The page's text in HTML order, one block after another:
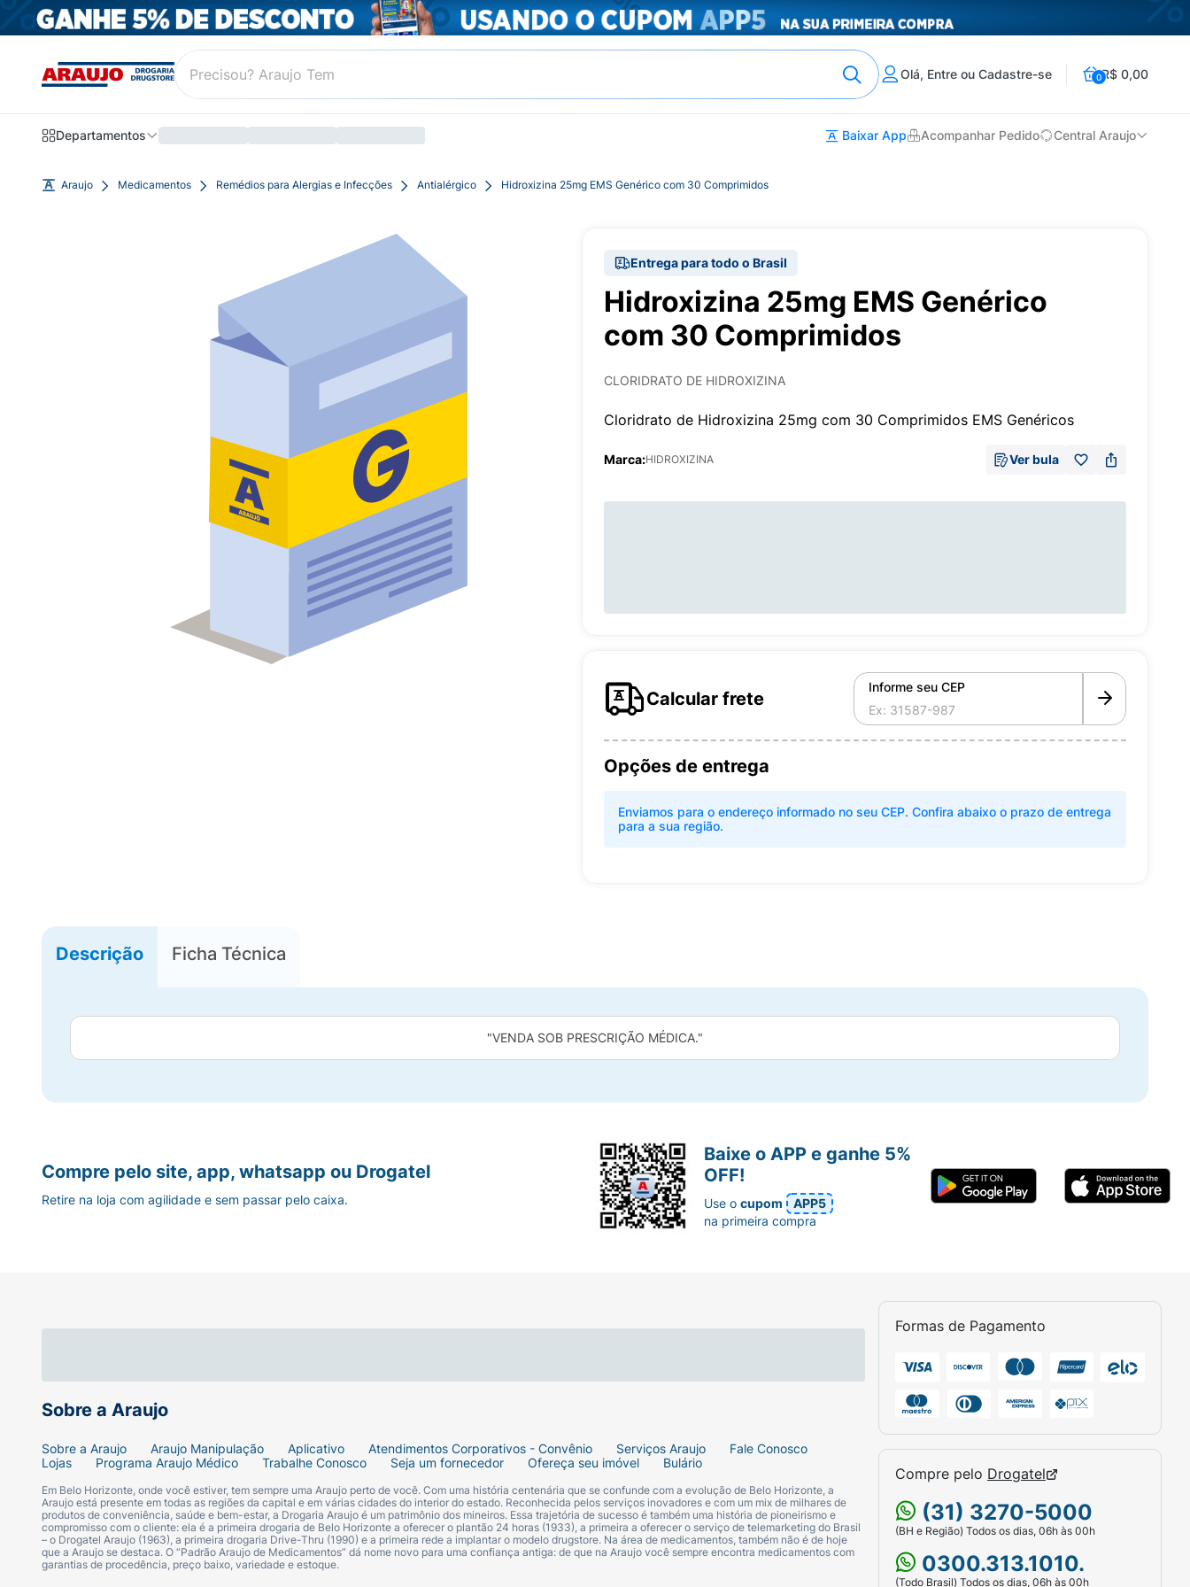
Olá, Entre ou Cadastre-se 0R$ 0,00
Departamentos Baixar App Acompanhar Pedido Central Araujo
Araujo Medicamentos Remédios para Alergias e Infecções Antialérgico Hidroxizina 25mg EMS Genérico com 30 Comprimidos
Entrega para todo o Brasil
Hidroxizina 25mg EMS Genérico
com 30 Comprimidos
CLORIDRATO DE HIDROXIZINA
Cloridrato de Hidroxizina 25mg com 30 Comprimidos EMS Genéricos
Marca:HIDROXIZINA Ver bula
Calcular frete
Informe seu CEP
Opções de entrega
Enviamos para o endereço informado no seu CEP. Confira abaixo o prazo de entrega
para a sua região.
Descrição Ficha Técnica
"VENDA SOB PRESCRIÇÃO MÉDICA."
Sobre a Araujo
Sobre a Araujo Araujo Manipulação Aplicativo Atendimentos Corporativos - Convênio Serviços Araujo
Fale Conosco
Lojas
Programa Araujo Médico Trabalhe Conosco Seja um fornecedor Ofereça seu imóvel Bulário
Em Belo Horizonte, onde você estiver, tem sempre uma Araujo perto de você. Com uma história centenária que se confunde com a evolução de Belo Horizonte, a
Araujo está presente em todas as regiões da capital e em várias cidades do interior do estado. Reconhecida pelos serviços inovadores e com um mix de milhares de
produtos de conveniência, saúde e bem-estar, a Drogaria Araujo é um patrimônio dos mineiros. Essa trajetória de sucesso é também uma história de pioneirismo e
compromisso com o cliente: ela é a primeira drogaria de Belo Horizonte a oferecer o plantão 24 horas (1933), a primeira a oferecer o serviço de telemarketing do Brasil
– o Drogatel Araujo (1963), a primeira drogaria Drive-Thru (1990) e a primeira rede a implantar o modelo drugstore. Na área de medicamentos, também não é de hoje
que a Araujo se destaca. O “Padrão Araujo de Medicamentos” dá nome novo para uma confiança antiga: de que na Araujo você sempre encontra medicamentos com
garantias de procedência, preço baixo, variedade e estoque.
Formas de Pagamento
Compre pelo Drogatel
(31) 3270-5000
(BH e Região) Todos os dias, 06h às 00h
0300.313.1010.
(Todo Brasil) Todos os dias, 06h às 00h
Compre pelo site, app, whatsapp ou Drogatel
Retire na loja com agilidade e sem passar pelo caixa.
Baixe o APP e ganhe 5%
OFF!
Use ocupom
APP5
na primeira compra